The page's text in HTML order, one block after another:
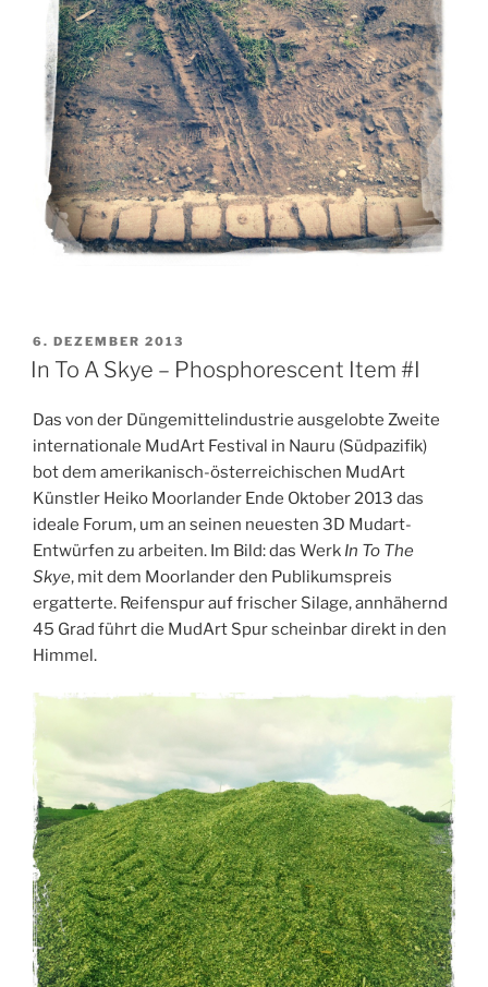
VERÖFFENTLICHT
AM
6. DEZEMBER 2013
In To A Skye – Phosphorescent Item #I
Das von der Düngemittelindustrie ausgelobte Zweite
internationale MudArt Festival in Nauru (Südpazifik)
bot dem amerikanisch-österreichischen MudArt
Künstler Heiko Moorlander Ende Oktober 2013 das
ideale Forum, um an seinen neuesten 3D Mudart-
Entwürfen zu arbeiten. Im Bild: das Werk In To The
Skye, mit dem Moorlander den Publikumspreis
ergatterte. Reifenspur auf frischer Silage, annhähernd
45 Grad führt die MudArt Spur scheinbar direkt in den
Himmel.